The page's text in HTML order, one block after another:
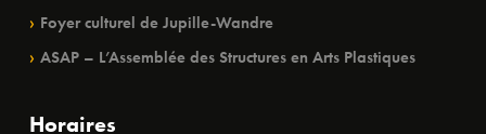
Foyer culturel de Jupille-Wandre
ASAP – L’Assemblée des Structures en Arts Plastiques
Horaires